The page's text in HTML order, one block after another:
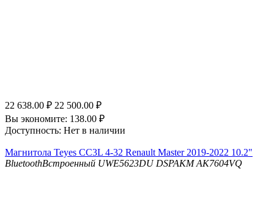
22 638.00 ₽ 22 500.00 ₽
Вы экономите: 138.00 ₽
Доступность: Нет в наличии
Магнитола Teyes CC3L 4-32 Renault Master 2019-2022 10.2"
BluetoothВстроенный UWE5623DU DSPAKM AK7604VQ